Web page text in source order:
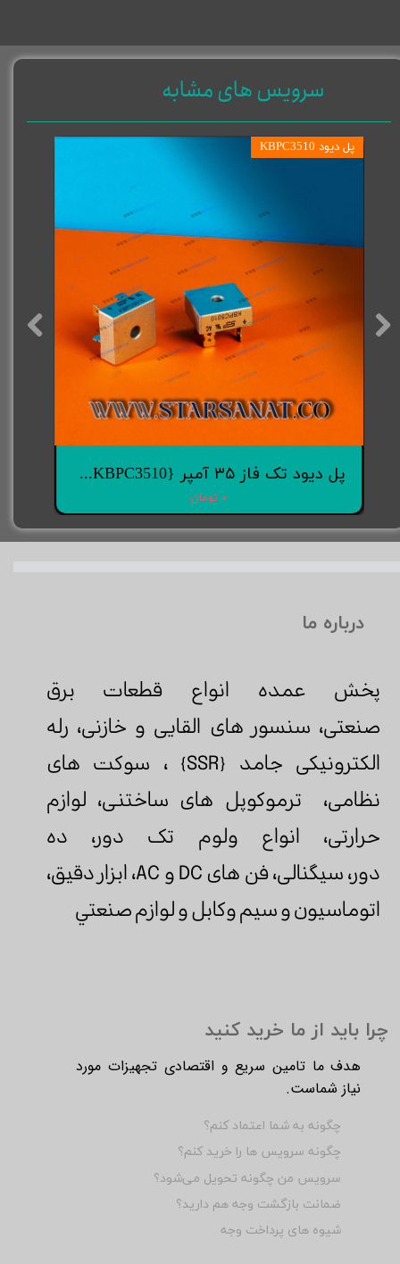
پل دیود تک فاز ۳۵ آمپر {KBPC3510} برند sep
۰ تومان
پل دیود KBPC3510
سرویس های مشابه
درباره ما
پخش عمده انواع قطعات برق
صنعتی، سنسور های القایی و خازنی، رله
الکترونیکی جامد {SSR} ، سوکت های
نظامی، ترموکوپل های ساختنی، لوازم
حرارتی، انواع ولوم تک دور، ده
دور، سیگنالی، فن های DC و AC، ابزار دقيق،
اتوماسيون و سیم وکابل و لوازم صنعتي
چرا باید از ما خرید کنید
هدف ما تامین سریع و اقتصادی تجهیزات مورد
نیاز شماست.
چگونه به شما اعتماد کنم؟
چگونه سرویس ها را خرید کنم؟
سرویس من چگونه تحویل می‌شود؟
ضمانت بازگشت وجه هم دارید؟
شیوه های پرداخت وجه